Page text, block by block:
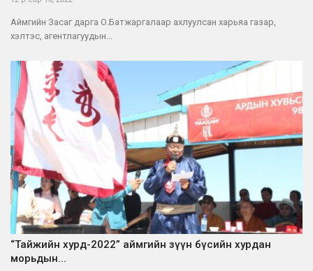
Аймгийн Засаг дарга О.Батжаргалаар ахлуулсан харьяа газар,
хэлтэс, агентлагуудын...
“Тайжийн хурд-2022” аймгийн зүүн бүсийн хурдан
морьдын...